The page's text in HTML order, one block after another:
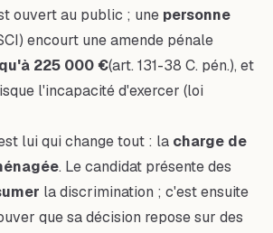
ouvert au public ; une personne
encourt une amende pénale
225 000 €(art. 131-38 C. pén.), et
l'incapacité d'exercer (loi
lui qui change tout : la charge de
. Le candidat présente des
la discrimination ; c'est ensuite
que sa décision repose sur des